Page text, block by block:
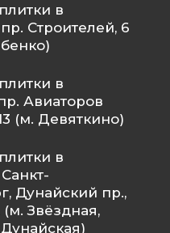
в
Строителей, 6
в
Авиаторов
(м. Девяткино)
в
Дунайский пр.,
Звёздная,